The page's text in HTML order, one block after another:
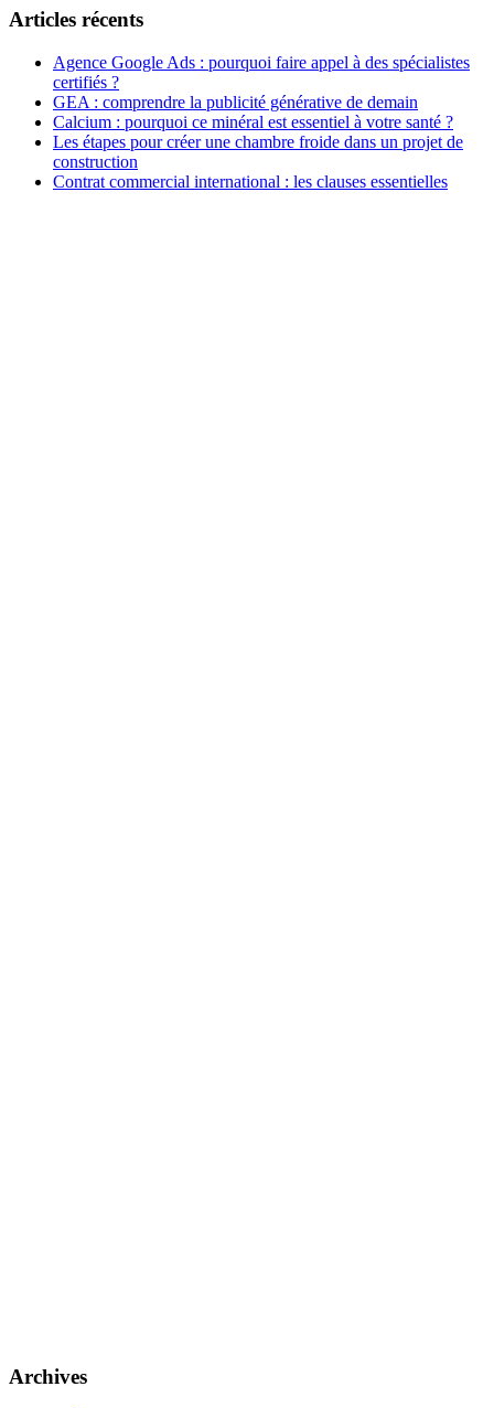
Articles récents
Agence Google Ads : pourquoi faire appel à des spécialistes
certifiés ?
GEA : comprendre la publicité générative de demain
Calcium : pourquoi ce minéral est essentiel à votre santé ?
Les étapes pour créer une chambre froide dans un projet de
construction
Contrat commercial international : les clauses essentielles
Archives